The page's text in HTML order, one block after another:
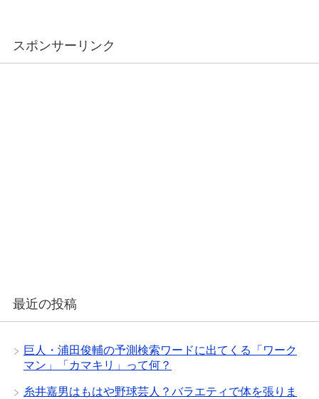
スポンサーリンク
最近の投稿
巨人・浦田俊輔の予測検索ワードに出てくる「ワーク
マン」「カマキリ」って何？
糸井嘉男はもはや野球芸人？バラエティで体を張りま